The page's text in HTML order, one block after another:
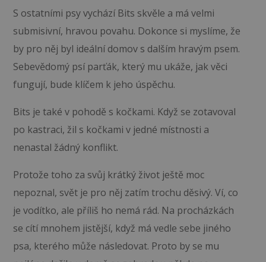
S ostatními psy vychází Bits skvěle a má velmi
submisivní, hravou povahu. Dokonce si myslíme, že
by pro něj byl ideální domov s dalším hravým psem.
Sebevědomý psí parťák, který mu ukáže, jak věci
fungují, bude klíčem k jeho úspěchu.
Bits je také v pohodě s kočkami. Když se zotavoval
po kastraci, žil s kočkami v jedné místnosti a
nenastal žádný konflikt.
Protože toho za svůj krátký život ještě moc
nepoznal, svět je pro něj zatím trochu děsivý. Ví, co
je vodítko, ale příliš ho nemá rád. Na procházkách
se cítí mnohem jistější, když má vedle sebe jiného
psa, kterého může následovat. Proto by se mu